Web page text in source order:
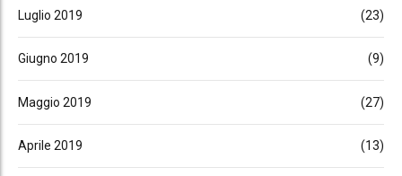
Luglio 2019 (23)
Giugno 2019 (9)
Maggio 2019 (27)
Aprile 2019 (13)